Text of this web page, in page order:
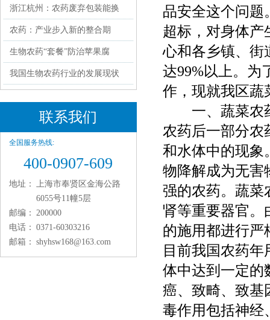
浙江杭州：农药废弃包装能换
农药：产业步入新的整合期
生物农药“套餐”防治苹果腐
我国生物农药行业的发展现状
联系我们
全国服务热线:
400-0907-609
地址： 上海市奉贤区金海公路
6055号11幢5层
邮编： 200000
电话： 0371-60303216
邮箱： shyhsw168@163.com
品安全这个问题
超标，对身体产
心和各乡镇、街
达99%以上。为
作，现就我区
一、蔬菜农药
农药后一部分农
和水体中的现象
物降解成为无害
强的农药。蔬菜
肾等重要器官。
的施用都进行严
目前我国农药
体中达到一定的
癌、致畸、致基
毒作用包括神经